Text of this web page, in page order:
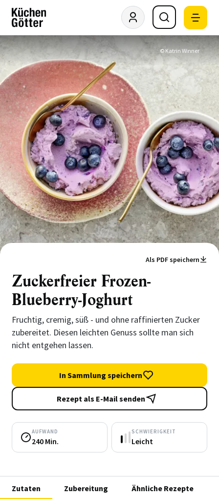
© Katrin Winner
Als PDF speichern
Zuckerfreier Frozen-
Blueberry-Joghurt
Fruchtig, cremig, süß - und ohne raffinierten Zucker
zubereitet. Diesen leichten Genuss sollte man sich
nicht entgehen lassen.
In Sammlung speichern
Rezept als E-Mail senden
AUFWAND
240 Min.
SCHWIERIGKEIT
Leicht
Zutaten Zubereitung Ähnliche Rezepte